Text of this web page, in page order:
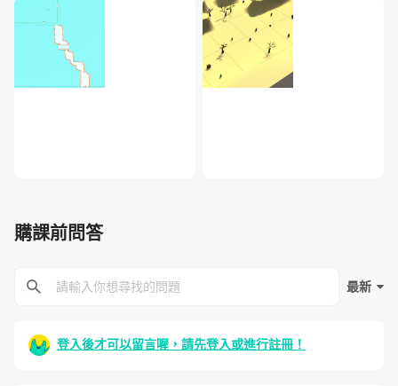
單元 6 - 相機 Movement
單元 9 - 程式觀念隨堂考（二）
購課前問答
最新
登入後才可以留言喔，請先登入或進行註冊！